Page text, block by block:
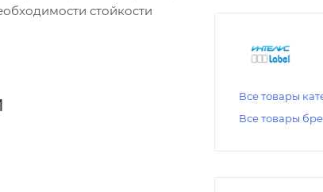
стойкости
Все товары
Все товары